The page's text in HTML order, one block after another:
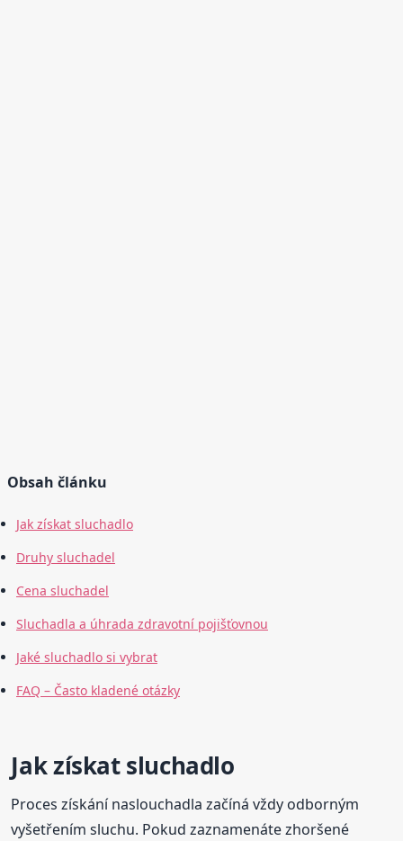
Obsah článku
Jak získat sluchadlo
Druhy sluchadel
Cena sluchadel
Sluchadla a úhrada zdravotní pojišťovnou
Jaké sluchadlo si vybrat
FAQ – Často kladené otázky
Jak získat sluchadlo
Proces získání naslouchadla začíná vždy odborným
vyšetřením sluchu. Pokud zaznamenáte zhoršené